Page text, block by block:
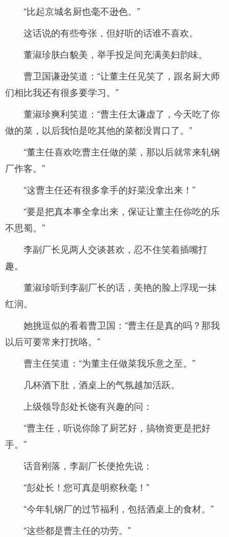
“比起京城名厨也毫不逊色。”
这话说的有些夸张，但好听的话谁不喜欢。
董淑珍肤白貌美，举手投足间充满美妇韵味。
曹卫国谦逊笑道：“让董主任见笑了，跟名厨大师
们相比我还有很多要学习。”
董淑珍爽利笑道：“曹主任太谦虚了，今天吃了你
做的菜，以后我怕是吃其他的菜都没胃口了。”
“董主任喜欢吃曹主任做的菜，那以后就常来轧钢
厂作客。”
“这曹主任还有很多拿手的好菜没拿出来！”
“要是把真本事全拿出来，保证让董主任你吃的乐
不思蜀。”
李副厂长见两人交谈甚欢，忍不住笑着插嘴打
趣。
董淑珍听到李副厂长的话，美艳的脸上浮现一抹
红润。
她挑逗似的看着曹卫国：“曹主任是真的吗？那我
以后可要常来打扰咯。”
曹主任笑道：“为董主任做菜我乐意之至。”
几杯酒下肚，酒桌上的气氛越加活跃。
上级领导彭处长饶有兴趣的问：
“曹主任，听说你除了厨艺好，搞物资更是把好
手。”
话音刚落，李副厂长便抢先说：
“彭处长！您可真是明察秋毫！”
“今年轧钢厂的过节福利，包括酒桌上的食材。”
“这些都是曹主任的功劳。”